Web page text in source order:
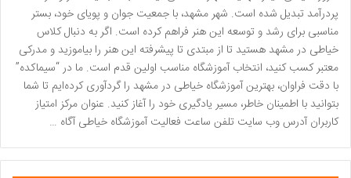
پردرآمد تبدیل شده است. شهر مشهد، با جمعیت جوان و پویای خود، بستر
مناسبی برای رشد و توسعه این هنر فراهم کرده است. اگر به دنبال کلاس
خیاطی در مشهد هستید تا از مبتدی تا پیشرفته این هنر را بیاموزید و مدرکی
معتبر کسب کنید، انتخاب آموزشگاه مناسب اولین قدم است. ما در “سیماکده”
با دقت فراوان، بهترین آموزشگاه خیاطی در مشهد را گردآوری کرده‌ایم تا شما
بتوانید با اطمینان خاطر، مسیر یادگیری خود را آغاز کنید. عنوان مرکز امتیاز
کاربران آدرس وب سایت تلفن ساعت فعالیت آموزشگاه خیاطی آگاه …